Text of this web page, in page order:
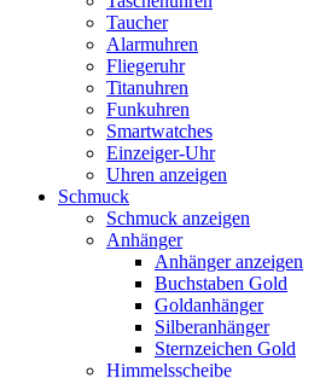
Taucher
Alarmuhren
Fliegeruhr
Titanuhren
Funkuhren
Smartwatches
Einzeiger-Uhr
Uhren anzeigen
Schmuck
Schmuck anzeigen
Anhänger
Anhänger anzeigen
Buchstaben Gold
Goldanhänger
Silberanhänger
Sternzeichen Gold
Himmelsscheibe